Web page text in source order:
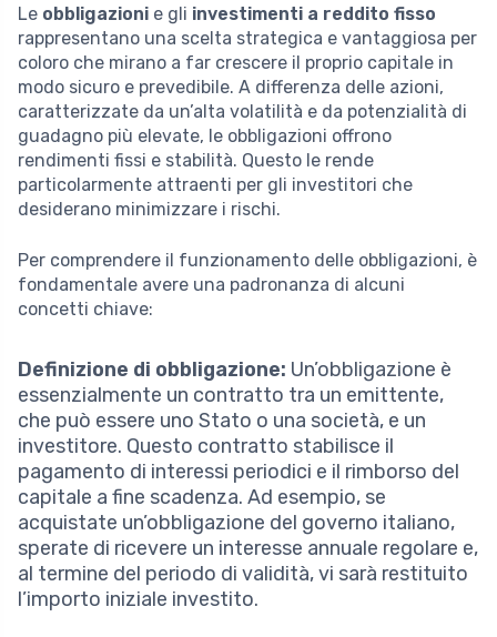
Le obbligazioni e gli investimenti a reddito fisso
rappresentano una scelta strategica e vantaggiosa per
coloro che mirano a far crescere il proprio capitale in
modo sicuro e prevedibile. A differenza delle azioni,
caratterizzate da un’alta volatilità e da potenzialità di
guadagno più elevate, le obbligazioni offrono
rendimenti fissi e stabilità. Questo le rende
particolarmente attraenti per gli investitori che
desiderano minimizzare i rischi.
Per comprendere il funzionamento delle obbligazioni, è
fondamentale avere una padronanza di alcuni
concetti chiave:
Definizione di obbligazione: Un’obbligazione è
essenzialmente un contratto tra un emittente,
che può essere uno Stato o una società, e un
investitore. Questo contratto stabilisce il
pagamento di interessi periodici e il rimborso del
capitale a fine scadenza. Ad esempio, se
acquistate un’obbligazione del governo italiano,
sperate di ricevere un interesse annuale regolare e,
al termine del periodo di validità, vi sarà restituito
l’importo iniziale investito.